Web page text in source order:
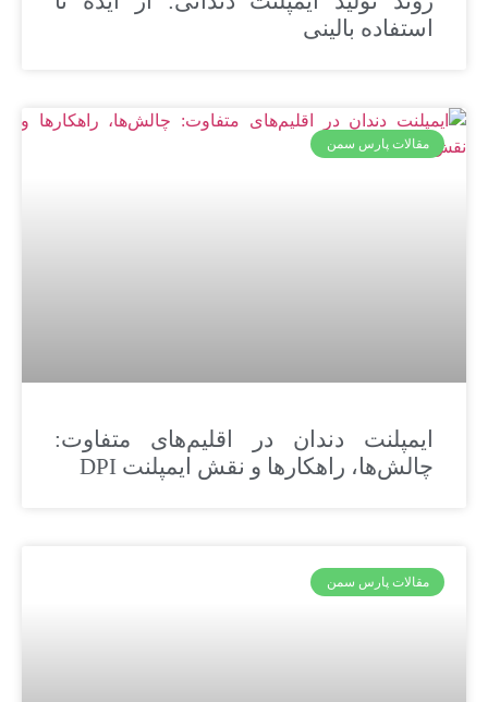
استفاده بالینی
مقالات پارس سمن
ایمپلنت دندان در اقلیم‌های متفاوت:
چالش‌ها، راهکارها و نقش ایمپلنت DPI
مقالات پارس سمن